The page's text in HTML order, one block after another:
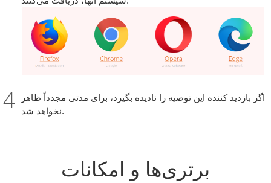
اگر بازدید کننده این توصیه را نادیده بگیرد، برای مدتی مجدداً ظاهر
نخواهد شد.
برتری‌ها و امکانات